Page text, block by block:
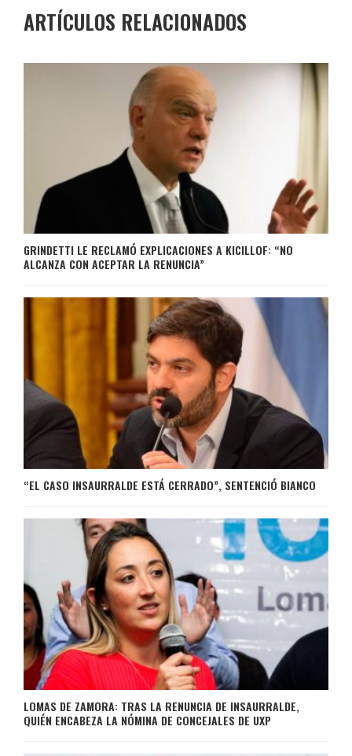
ARTÍCULOS RELACIONADOS
GRINDETTI LE RECLAMÓ EXPLICACIONES A KICILLOF: “NO
ALCANZA CON ACEPTAR LA RENUNCIA”
“EL CASO INSAURRALDE ESTÁ CERRADO”, SENTENCIÓ BIANCO
LOMAS DE ZAMORA: TRAS LA RENUNCIA DE INSAURRALDE,
QUIÉN ENCABEZA LA NÓMINA DE CONCEJALES DE UXP